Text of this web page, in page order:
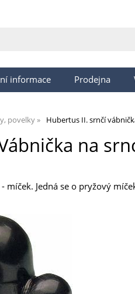
informace Prodejna
povelky Hubertus II. srnčí
na
míček. Jedná se o pryžový